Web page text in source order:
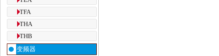
TFA
THA
THB
变频器